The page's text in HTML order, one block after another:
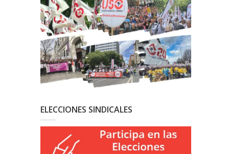
ELECCIONES SINDICALES